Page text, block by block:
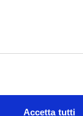
Accetta tutti